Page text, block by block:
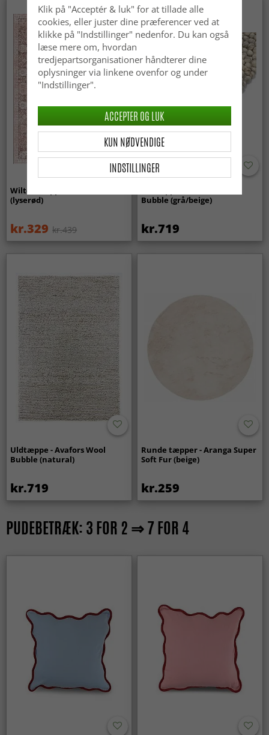
Wilton-tæppe - Gombalia
(lyserød)
kr.329 kr.439
Nyhed
Bubble (grå/beige)
kr.719
Uldtæppe - Avafors Wool
Bubble (natural)
kr.719
Runde tæpper - Aranga Super
Soft Fur (beige)
kr.259
PUDEBETRÆK: 3 FOR 2 ⇒ 7 FOR 4
Klik på "Acceptér & luk" for at tillade alle
cookies, eller juster dine præferencer ved at
klikke på "Indstillinger" nedenfor. Du kan også
læse mere om, hvordan
tredjepartsorganisationer håndterer dine
oplysninger via linkene ovenfor og under
"Indstillinger".
INDSTILLINGER
KUN NØDVENDIGE
ACCEPTER OG LUK